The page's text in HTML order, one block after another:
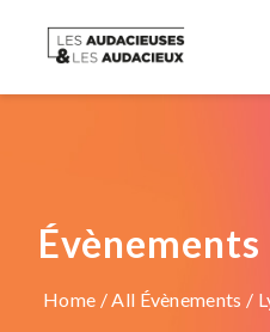
Home /All Évènements /